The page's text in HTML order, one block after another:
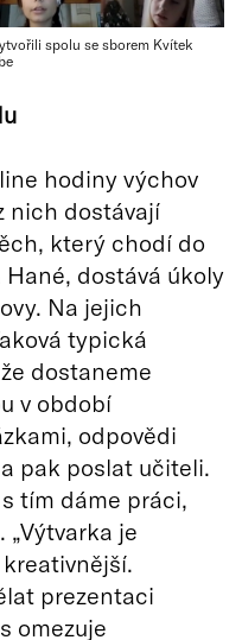
spolu se sborem Kvítek
hodiny výchov
nich dostávají
který chodí do
dostává úkoly
Na jejich
typická
dostaneme
v období
odpovědi
pak poslat učiteli.
tím dáme práci,
„Výtvarka je
prezentaci
omezuje